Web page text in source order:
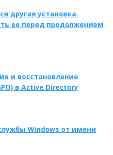
другая установка.
ее перед продолжением
и восстановление
в Active Directory
Windows от имени